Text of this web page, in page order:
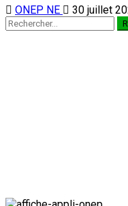
ONEP NE 30 juillet